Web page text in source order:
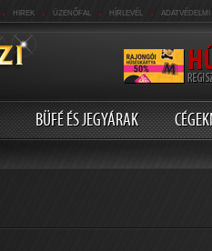
. HIREK . ÜZENŐFAL . HÍRLEVÉL . ADATVÉDELMI
BÜFÉ ÉS JEGYÁRAK